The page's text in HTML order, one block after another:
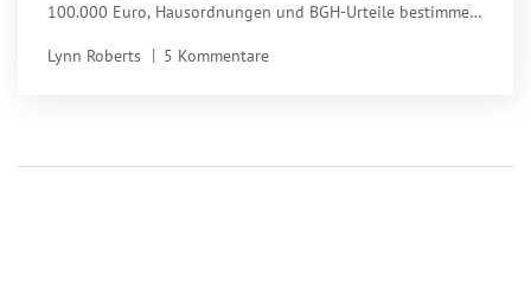
100.000 Euro, Hausordnungen und BGH-Urteile bestimmen,
vermieten und Strafen vermeiden.
Lynn Roberts 5 Kommentare